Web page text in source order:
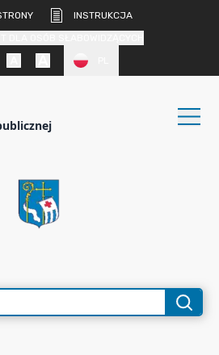
INSTRUKCJA